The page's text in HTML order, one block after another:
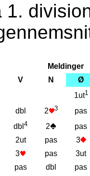
1.
Meldinger
V
N
Ø
1ut1
dbl 2 3
pas
dbl 4 2
pas
2ut
pas
3
3
pas
3ut
pas
dbl
pas